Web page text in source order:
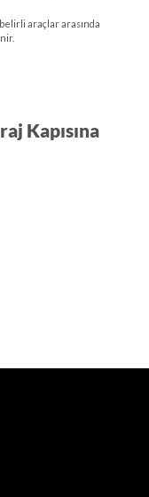
araçlar arasında
Kapısına